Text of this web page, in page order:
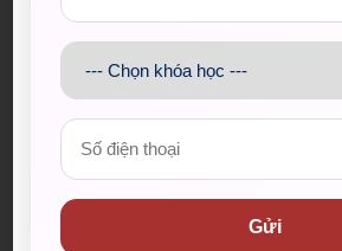
Bài viết mới nhất
Gửi